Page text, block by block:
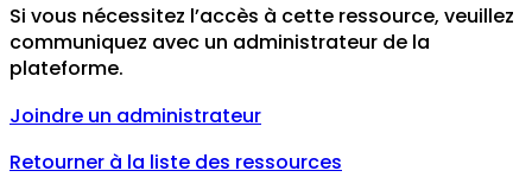
Si vous nécessitez l’accès à cette ressource, veuillez
communiquez avec un administrateur de la
plateforme.
Joindre un administrateur
Retourner à la liste des ressources